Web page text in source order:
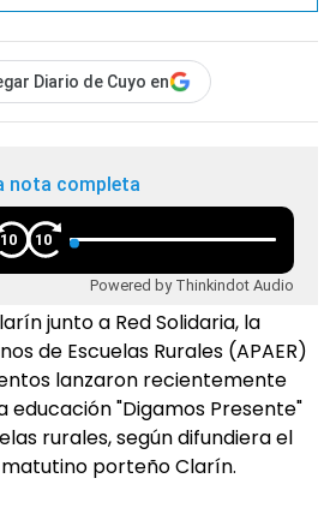
Diario de Cuyo en
nota completa
10 10
Powered by Thinkindot Audio
junto a Red Solidaria, la
de Escuelas Rurales (APAER)
lanzaron recientemente
educación "Digamos Presente"
rurales, según difundiera el
porteño Clarín.